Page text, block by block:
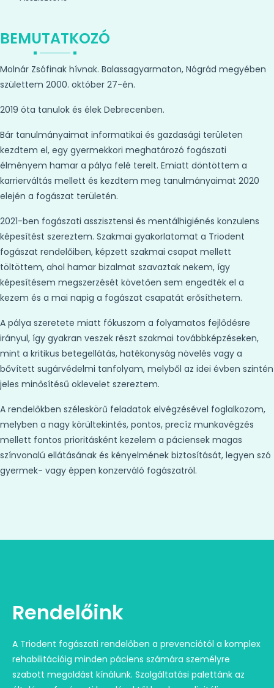
BEMUTATKOZÓ
Molnár Zsófinak hívnak. Balassagyarmaton, Nógrád megyében
születtem 2000. október 27-én.
2019 óta tanulok és élek Debrecenben.
Bár tanulmányaimat informatikai és gazdasági területen
kezdtem el, egy gyermekkori meghatározó fogászati
élményem hamar a pálya felé terelt. Emiatt döntöttem a
karrierváltás mellett és kezdtem meg tanulmányaimat 2020
elején a fogászat területén.
2021-ben fogászati asszisztensi és mentálhigiénés konzulens
képesítést szereztem. Szakmai gyakorlatomat a Triodent
fogászat rendelőiben, képzett szakmai csapat mellett
töltöttem, ahol hamar bizalmat szavaztak nekem, így
képesítésem megszerzését követően sem engedték el a
kezem és a mai napig a fogászat csapatát erősíthetem.
A pálya szeretete miatt fókuszom a folyamatos fejlődésre
irányul, így gyakran veszek részt szakmai továbbképzéseken,
mint a kritikus betegellátás, hatékonyság növelés vagy a
bővített sugárvédelmi tanfolyam, melyből az idei évben szintén
jeles minősítésű oklevelet szereztem.
A rendelőkben széleskörű feladatok elvégzésével foglalkozom,
melyben a nagy körültekintés, pontos, precíz munkavégzés
mellett fontos prioritásként kezelem a páciensek magas
színvonalú ellátásának és kényelmének biztosítását, legyen szó
gyermek- vagy éppen konzerváló fogászatról.
Rendelőink
A Triodent fogászati rendelőben a prevenciótól a komplex
rehabilitációig minden páciens számára személyre
szabott megoldást kínálunk. Szolgáltatási palettánk az